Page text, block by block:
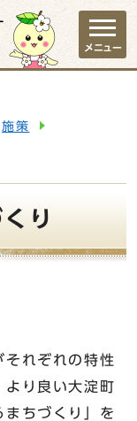
メニュー
施策
り
それぞれの特性
より良い大淀町
まちづくり」を